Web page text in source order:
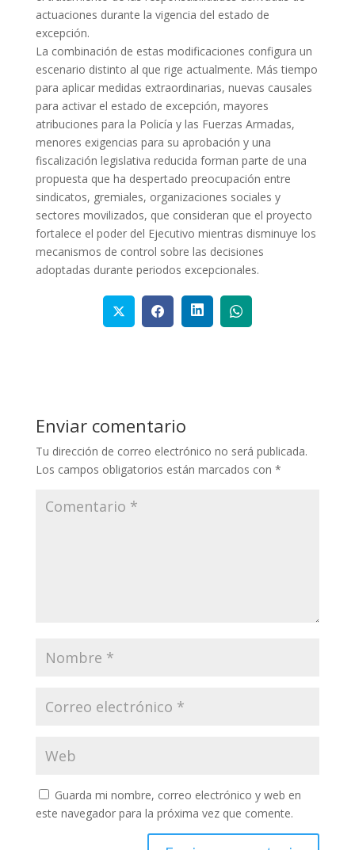
actuaciones durante la vigencia del estado de
excepción.
La combinación de estas modificaciones configura un
escenario distinto al que rige actualmente. Más tiempo
para aplicar medidas extraordinarias, nuevas causales
para activar el estado de excepción, mayores
atribuciones para la Policía y las Fuerzas Armadas,
menores exigencias para su aprobación y una
fiscalización legislativa reducida forman parte de una
propuesta que ha despertado preocupación entre
sindicatos, gremiales, organizaciones sociales y
sectores movilizados, que consideran que el proyecto
fortalece el poder del Ejecutivo mientras disminuye los
mecanismos de control sobre las decisiones
adoptadas durante periodos excepcionales.
Enviar comentario
Tu dirección de correo electrónico no será publicada.
Los campos obligatorios están marcados con *
Guarda mi nombre, correo electrónico y web en
este navegador para la próxima vez que comente.